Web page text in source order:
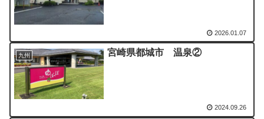
2026.01.07
九州 宮崎県都城市 温泉②
2024.09.26